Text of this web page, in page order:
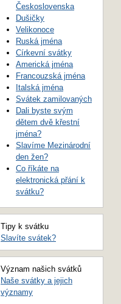
Československa
Dušičky
Velikonoce
Ruská jména
Církevní svátky
Americká jména
Francouzská jména
Italská jména
Svátek zamilovaných
Dali byste svým
dětem dvě křestní
jména?
Slavíme Mezinárodní
den žen?
Co říkáte na
elektronická přání k
svátku?
Tipy k svátku
Slavíte svátek?
Význam našich svátků
Naše svátky a jejich
významy